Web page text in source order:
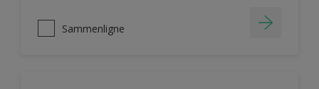
Sammenligne